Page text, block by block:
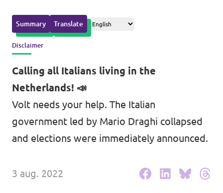
Volt Delft
...alle Volt gemeenten
Afdelingen in de provincies
Volt Drenthe
Volt Fryslân
...alle Volt provincies
Over Volt
Mensen
Nieuws
Agenda
Summary Translate
Disclaimer
Calling all Italians living in the
Netherlands! 📣
Volt needs your help. The Italian
government led by Mario Draghi collapsed
and elections were immediately announced.
3 aug. 2022